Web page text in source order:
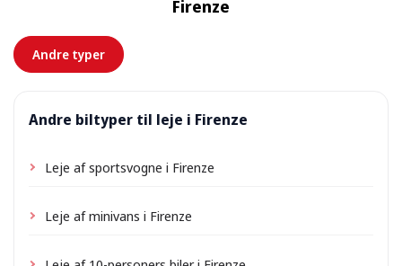
Firenze
Andre typer
Andre biltyper til leje i Firenze
Leje af sportsvogne i Firenze
Leje af minivans i Firenze